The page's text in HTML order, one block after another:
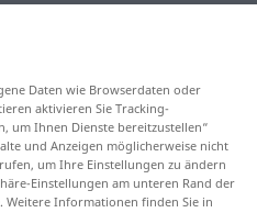
Daten wie Browserdaten oder
aktivieren Sie Tracking-
um Ihnen Dienste bereitzustellen“
und Anzeigen möglicherweise nicht
um Ihre Einstellungen zu ändern
Einstellungen am unteren Rand der
Weitere Informationen finden Sie in